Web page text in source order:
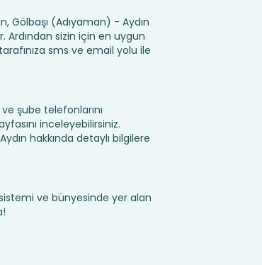
Gölbaşı (Adıyaman) - Aydın
sizin için en uygun
sms ve email yolu ile
şube telefonlarını
inceleyebilirsiniz.
hakkında detaylı bilgilere
ve bünyesinde yer alan